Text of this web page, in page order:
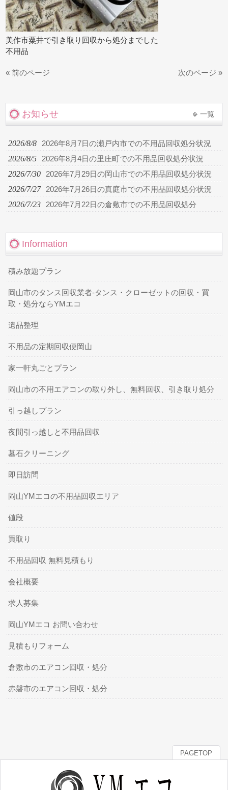
美作市粟井で引き取り回収から処分までした
不用品
« 前のページ 次のページ »
お知らせ 一覧
2026/8/8 2026年8月7日の瀬戸内市での不用品回収処分状況
2026/8/5 2026年8月4日の里庄町での不用品回収処分状況
2026/7/30 2026年7月29日の岡山市での不用品回収処分状況
2026/7/27 2026年7月26日の真庭市での不用品回収処分状況
2026/7/23 2026年7月22日の倉敷市での不用品回収処分
Information
積み放題プラン
岡山市のタンス回収業者-タンス・クローゼットの回収・買
取・処分ならYMエコ
遺品整理
不用品の定期回収便岡山
家一軒丸ごとプラン
岡山市の不用エアコンの取り外し、無料回収、引き取り処分
引っ越しプラン
夜間引っ越しと不用品回収
墓石クリーニング
即日訪問
岡山YMエコの不用品回収エリア
値段
買取り
不用品回収 無料見積もり
会社概要
求人募集
岡山YMエコ お問い合わせ
見積もりフォーム
倉敷市のエアコン回収・処分
赤磐市のエアコン回収・処分
PAGETOP